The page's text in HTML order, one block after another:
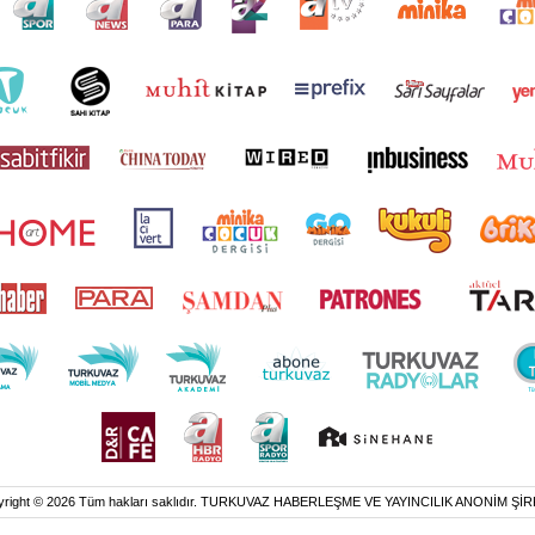
© 2026 Tüm hakları saklıdır. TURKUVAZ HABERLEŞME VE YAYINCILIK ANONİM